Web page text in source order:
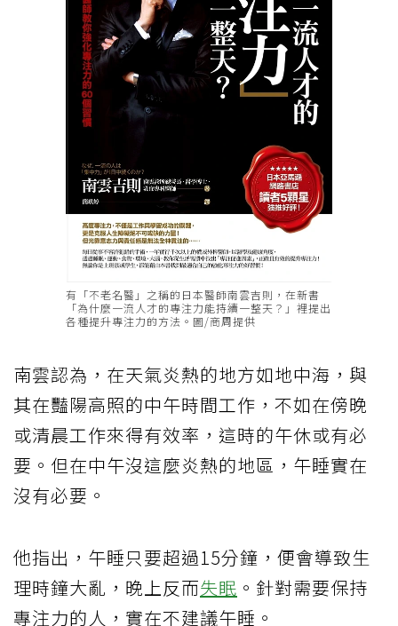
有「不老名醫」之稱的日本醫師南雲吉則，在新書
「為什麼一流人才的專注力能持續一整天？」裡提出
各種提升專注力的方法。圖/商周提供
南雲認為，在天氣炎熱的地方如地中海，與
其在豔陽高照的中午時間工作，不如在傍晚
或清晨工作來得有效率，這時的午休或有必
要。但在中午沒這麼炎熱的地區，午睡實在
沒有必要。
他指出，午睡只要超過15分鐘，便會導致生
理時鐘大亂，晚上反而失眠 。針對需要保持
專注力的人，實在不建議午睡。